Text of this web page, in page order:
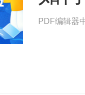
PDF编辑器